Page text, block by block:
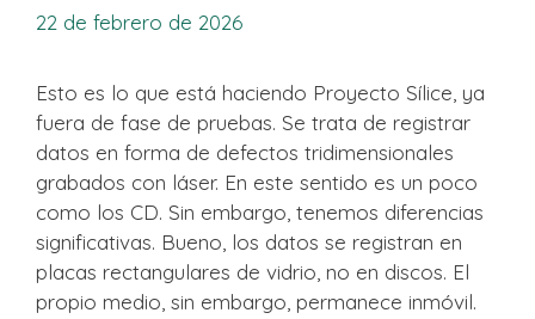
22 de febrero de 2026
Esto es lo que está haciendo Proyecto Sílice, ya
fuera de fase de pruebas. Se trata de registrar
datos en forma de defectos tridimensionales
grabados con láser. En este sentido es un poco
como los CD. Sin embargo, tenemos diferencias
significativas. Bueno, los datos se registran en
placas rectangulares de vidrio, no en discos. El
propio medio, sin embargo, permanece inmóvil.